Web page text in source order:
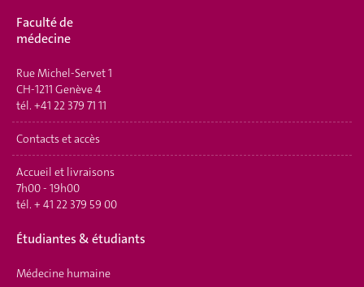
Faculté de
médecine
Rue Michel-Servet 1
CH-1211 Genève 4
tél. +41 22 379 71 11
Contacts et accès
Accueil et livraisons
7h00 - 19h00
tél. + 41 22 379 59 00
Étudiantes & étudiants
Médecine humaine